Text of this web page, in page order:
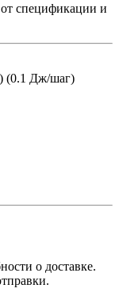
спецификации и
(0.1 Дж/шаг)
о доставке.